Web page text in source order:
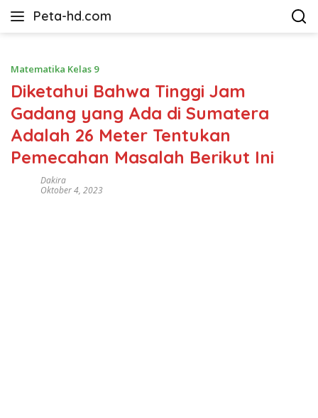
Peta-hd.com
Kumpulan
HD
Matematika Kelas 9
Diketahui Bahwa Tinggi Jam
Gadang yang Ada di Sumatera
Adalah 26 Meter Tentukan
Pemecahan Masalah Berikut Ini
Dakira
Oktober 4, 2023